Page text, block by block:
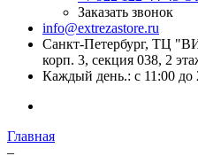
Заказать звонок
info@extrezastore.ru
Санкт-Петербург, ТЦ
корп. 3, секция 038, 2
Каждый день.: с 11:00 до
Главная
–